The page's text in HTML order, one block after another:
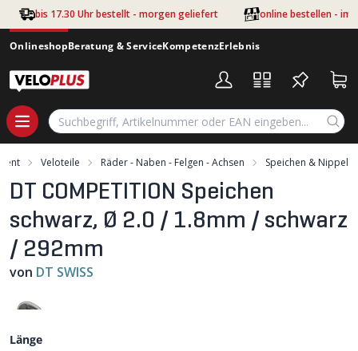
Zum Hauptinhalt springen
bis 17.30 Uhr bestellt - morgen geliefert online bestellen - im
OnlineshopBeratung & ServiceKompetenzErlebnis
Veloteile Räder - Naben - Felgen - Achsen Speichen & Nippel
DT COMPETITION Speichen
schwarz, Ø 2.0 / 1.8mm / schwarz
/ 292mm
von DT SWISS
Länge